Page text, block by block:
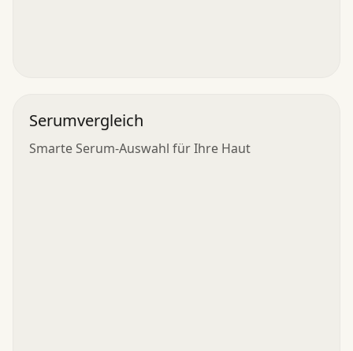
Serumvergleich
Smarte Serum-Auswahl für Ihre Haut